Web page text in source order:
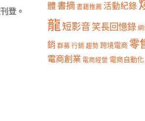
登。
體書摘 書籍推薦 活動紀錄
龍短影音笑長回憶錄
銷 群募 行銷 趨勢 跨境電商 零
電商創業 電商經營 電商自動化